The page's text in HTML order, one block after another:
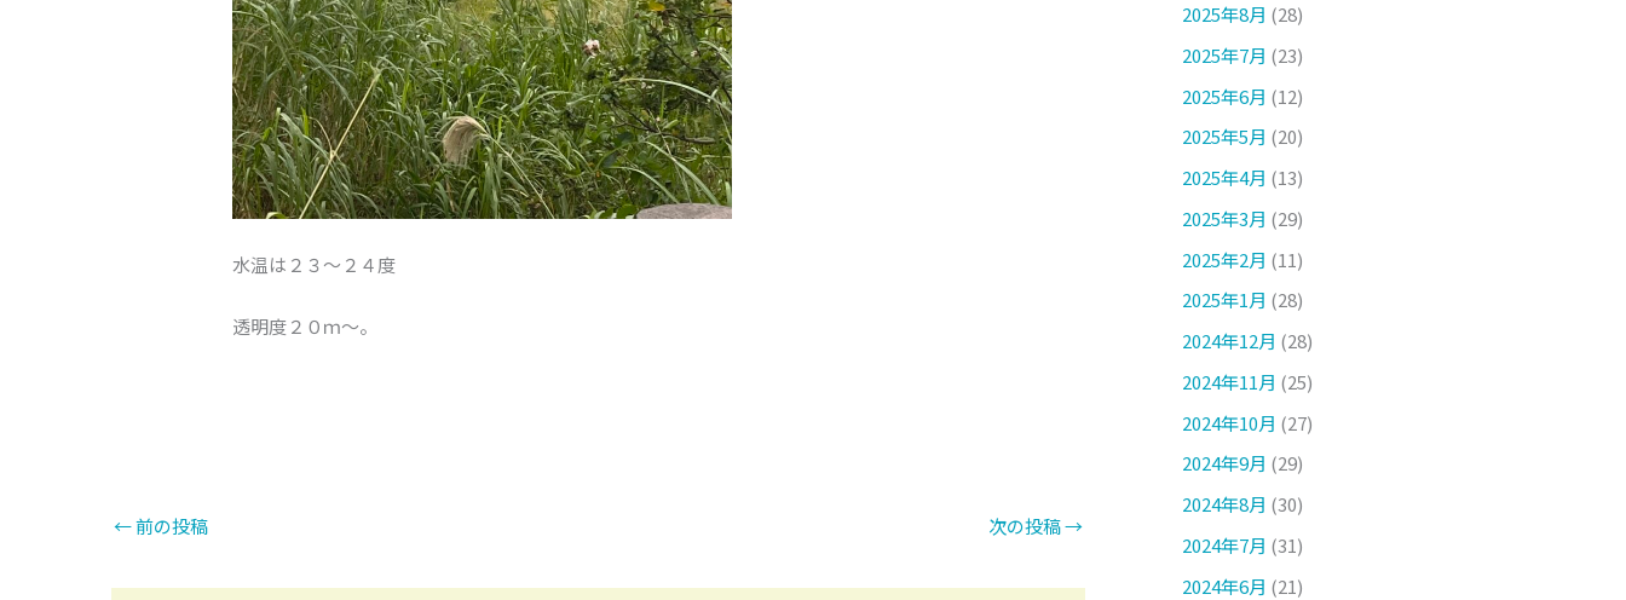
水温は２３～２４度
透明度２０ｍ～。
←前の投稿 次の投稿→
2025年8月 (28)
2025年7月 (23)
2025年6月 (12)
2025年5月 (20)
2025年4月 (13)
2025年3月 (29)
2025年2月 (11)
2025年1月 (28)
2024年12月 (28)
2024年11月 (25)
2024年10月 (27)
2024年9月 (29)
2024年8月 (30)
2024年7月 (31)
2024年6月 (21)